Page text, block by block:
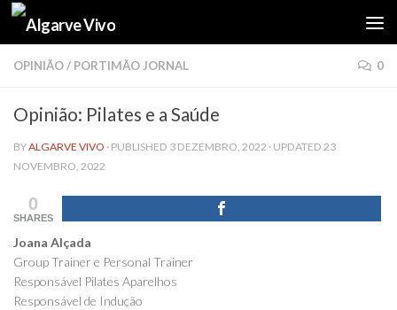
Skip to content
OPINIÃO/ PORTIMÃO JORNAL 0
Opinião: Pilates e a Saúde
BYALGARVE VIVO · PUBLISHED 3 DEZEMBRO, 2022 · UPDATED 23
NOVEMBRO, 2022
0
SHARES
Joana Alçada
Group Trainer e Personal Trainer
Responsável Pilates Aparelhos
Responsável de Indução